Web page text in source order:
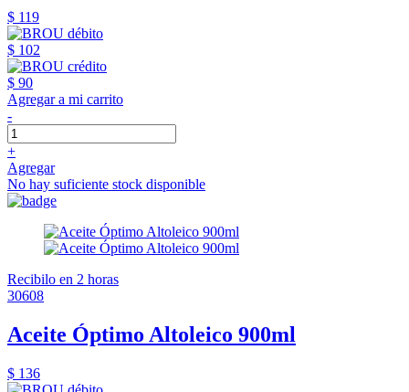
$ 119
$ 102
$ 90
Agregar a mi carrito
-
+
Agregar
No hay suficiente stock disponible
Recibilo en 2 horas
30608
Aceite Óptimo Altoleico 900ml
$ 136